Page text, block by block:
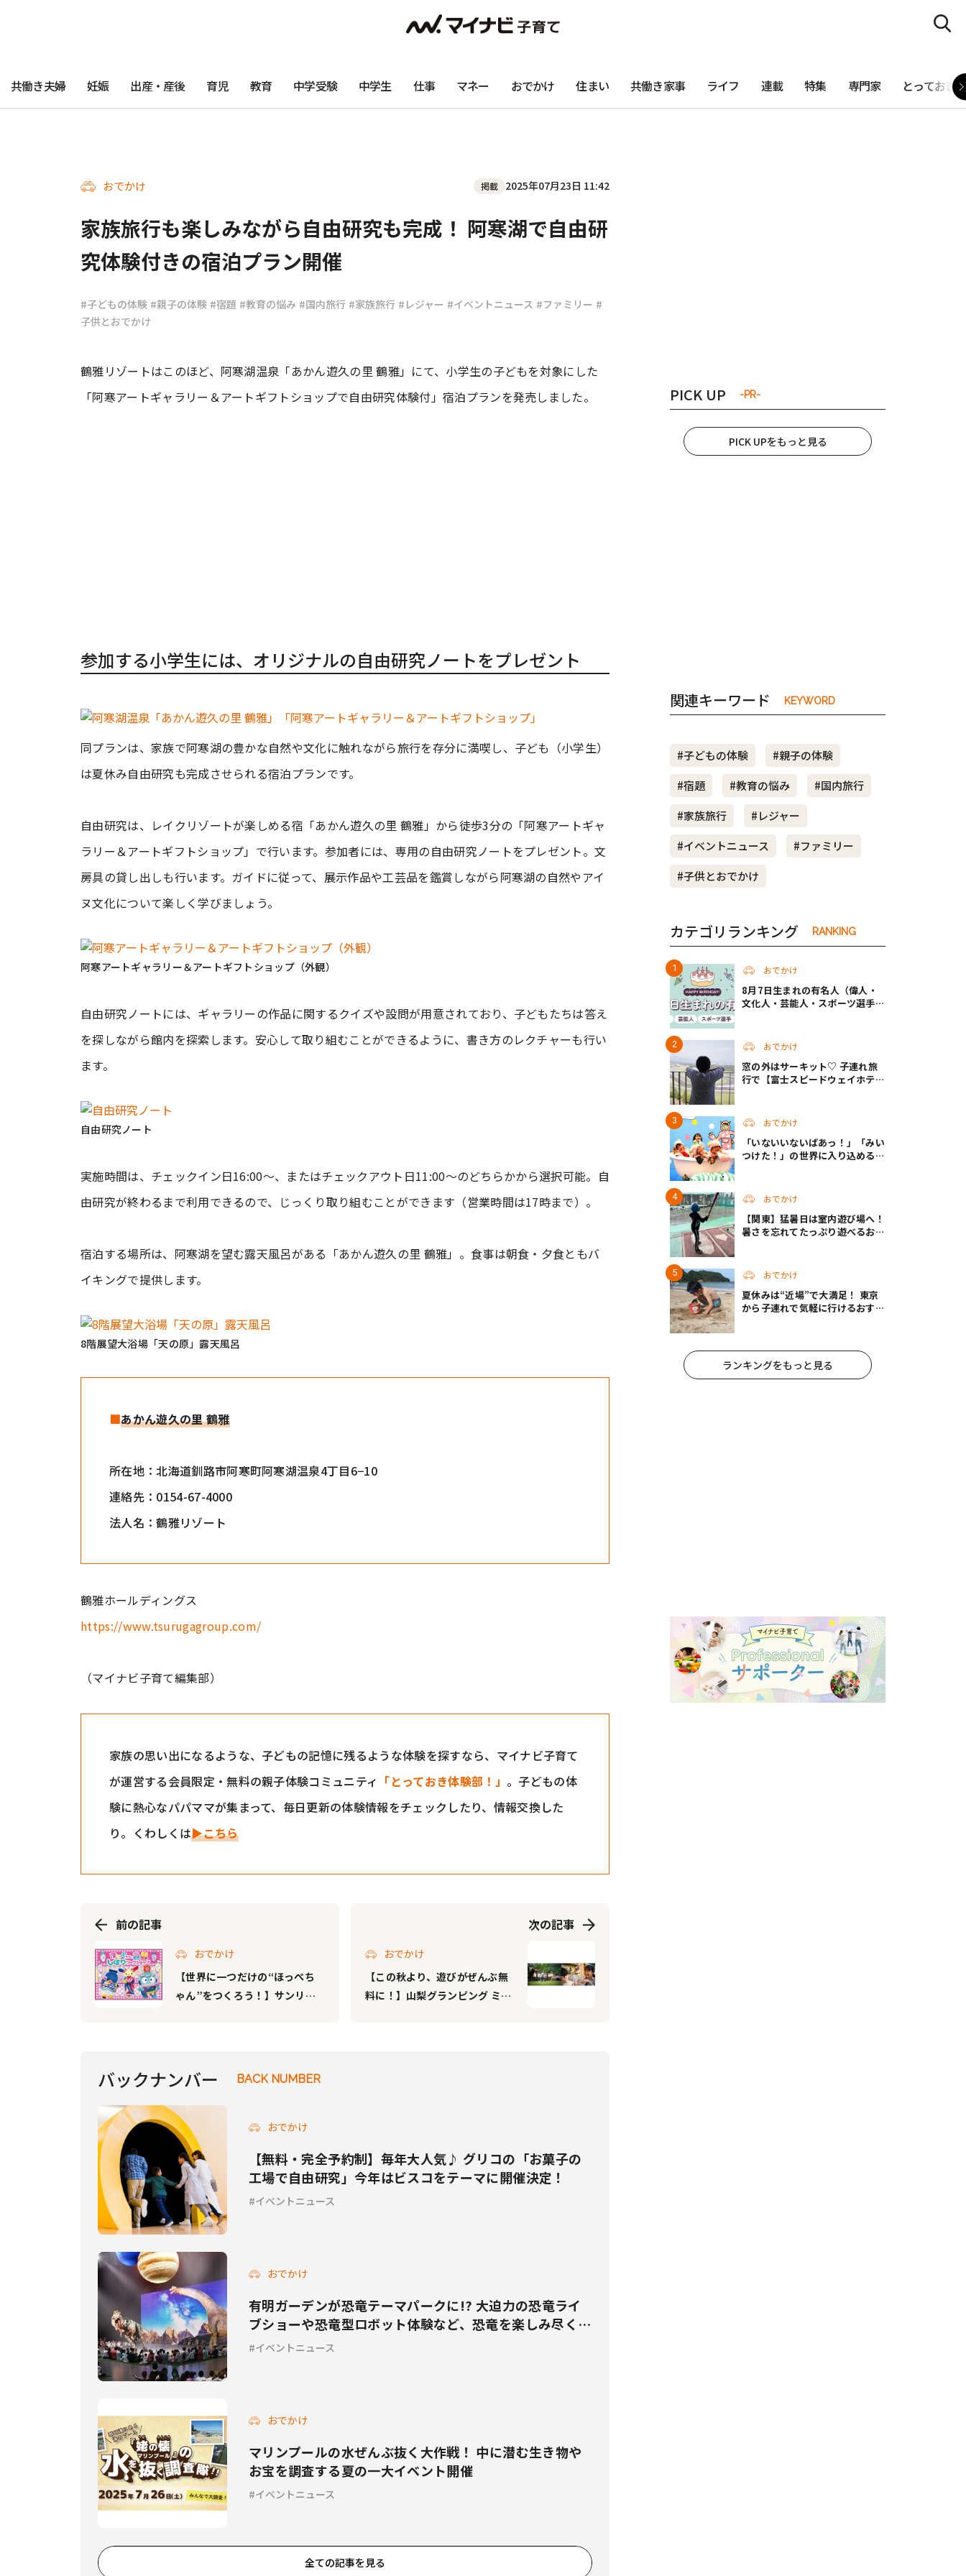
#ワンオペ育児 #コミックエッセイ #共働き夫婦のセブンルール
共働き夫婦 妊娠 出産・産後 育児 教育 中学受験 中学生 仕事 マネー おでかけ 住まい 共働き家事 ライフ 連載 特集 専門家 とっておき
おでかけ 掲載 2025年07月23日 11:42
家族旅行も楽しみながら自由研究も完成！ 阿寒湖で自由研
究体験付きの宿泊プラン開催
#子どもの体験 #親子の体験 #宿題 #教育の悩み #国内旅行 #家族旅行 #レジャー #イベントニュース #ファミリー #
子供とおでかけ
鶴雅リゾートはこのほど、阿寒湖温泉「あかん遊久の里 鶴雅」にて、小学生の子どもを対象にした
「阿寒アートギャラリー＆アートギフトショップで自由研究体験付」宿泊プランを発売しました。
参加する小学生には、オリジナルの自由研究ノートをプレゼント
同プランは、家族で阿寒湖の豊かな自然や文化に触れながら旅行を存分に満喫し、子ども（小学生）
は夏休み自由研究も完成させられる宿泊プランです。
自由研究は、レイクリゾートが楽しめる宿「あかん遊久の里 鶴雅」から徒歩3分の「阿寒アートギャ
ラリー＆アートギフトショップ」で行います。参加者には、専用の自由研究ノートをプレゼント。文
房具の貸し出しも行います。ガイドに従って、展示作品や工芸品を鑑賞しながら阿寒湖の自然やアイ
ヌ文化について楽しく学びましょう。
阿寒アートギャラリー＆アートギフトショップ（外観）
自由研究ノートには、ギャラリーの作品に関するクイズや設問が用意されており、子どもたちは答え
を探しながら館内を探索します。安心して取り組むことができるように、書き方のレクチャーも行い
ます。
自由研究ノート
実施時間は、チェックイン日16:00～、またはチェックアウト日11:00～のどちらかから選択可能。自
由研究が終わるまで利用できるので、じっくり取り組むことができます（営業時間は17時まで）。
宿泊する場所は、阿寒湖を望む露天風呂がある「あかん遊久の里 鶴雅」。食事は朝食・夕食ともバ
イキングで提供します。
8階展望大浴場「天の原」露天風呂
■あかん遊久の里 鶴雅
所在地：北海道釧路市阿寒町阿寒湖温泉4丁目6−10
連絡先：0154-67-4000
法人名：鶴雅リゾート
鶴雅ホールディングス
https://www.tsurugagroup.com/
（マイナビ子育て編集部）
家族の思い出になるような、子どもの記憶に残るような体験を探すなら、マイナビ子育て
が運営する会員限定・無料の親子体験コミュニティ 「とっておき体験部！」 。子どもの体
験に熱心なパパママが集まって、毎日更新の体験情報をチェックしたり、情報交換した
り。くわしくは▶こちら
前の記事
おでかけ
【世界に一つだけの“ほっぺち
ゃん”をつくろう！】サンリオ
次の記事
おでかけ
【この秋より、遊びがぜんぶ無
料に！】山梨グランピング ミュ
バックナンバー BACK NUMBER
おでかけ
【無料・完全予約制】毎年大人気♪ グリコの「お菓子の
工場で自由研究」今年はビスコをテーマに開催決定！
イベントニュース
おでかけ
有明ガーデンが恐竜テーマパークに!? 大迫力の恐竜ライ
ブショーや恐竜型ロボット体験など、恐竜を楽しみ尽くせ
る夏イベント
イベントニュース
おでかけ
マリンプールの水ぜんぶ抜く大作戦！ 中に潜む生き物や
お宝を調査する夏の一大イベント開催
イベントニュース
全ての記事を見る
PICK UP -PR-
PICK UPをもっと見る
関連キーワード KEYWORD
#子どもの体験
#親子の体験
#宿題
#教育の悩み
#国内旅行
#家族旅行
#レジャー
#イベントニュース
#ファミリー
#子供とおでかけ
カテゴリランキング RANKING
おでかけ
8月7日生まれの有名人（偉人・
文化人・芸能人・スポーツ選手・
おでかけ
窓の外はサーキット♡ 子連れ旅
行で【富士スピードウェイホテ
おでかけ
「いないいないばあっ！」「みい
つけた！」の世界に入り込める！
おでかけ
【関東】猛暑日は室内遊び場へ！
暑さを忘れてたっぷり遊べるおす
おでかけ
夏休みは“近場”で大満足！ 東京
から子連れで気軽に行けるおすす
ランキングをもっと見る